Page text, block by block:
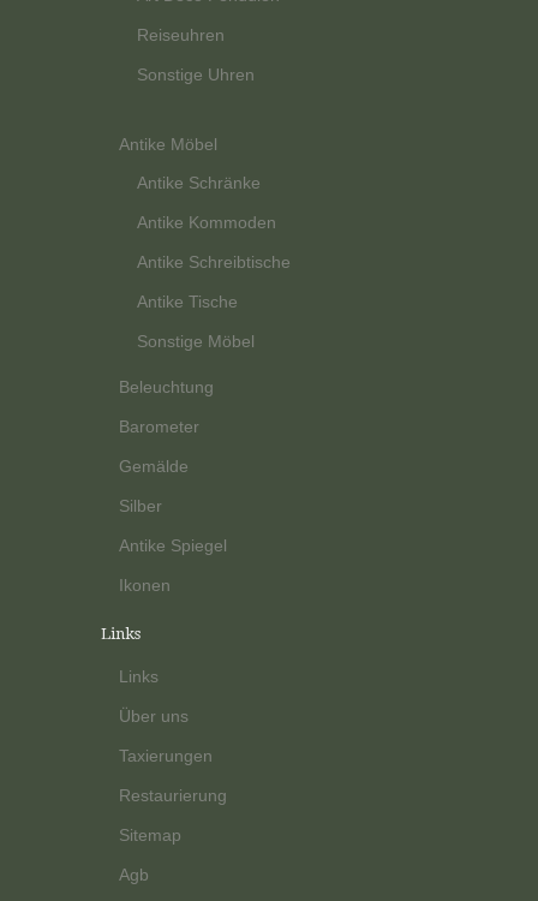
Reiseuhren
Sonstige Uhren
Antike Möbel
Antike Schränke
Antike Kommoden
Antike Schreibtische
Antike Tische
Sonstige Möbel
Beleuchtung
Barometer
Gemälde
Silber
Antike Spiegel
Ikonen
Links
Links
Über uns
Taxierungen
Restaurierung
Sitemap
Agb